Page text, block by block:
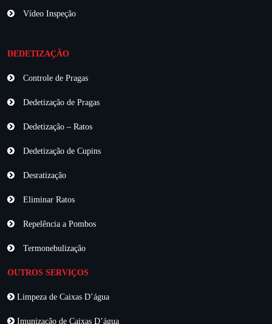
Vídeo Inspeção
DEDETIZAÇÃO
Controle de Pragas
Dedetização de Pragas
Dedetização – Ratos
Dedetização de Cupins
Desratização
Eliminar Ratos
Repelência a Pombos
Termonebulização
OUTROS SERVIÇOS
Limpeza de Caixas D’água
Imunização de Caixas D’água